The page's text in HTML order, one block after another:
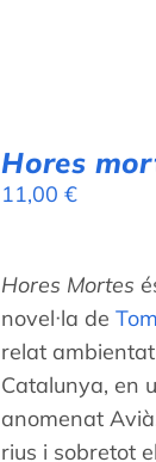
Hores
11,00€
Hores Mortes
novel·la de
relat
Catalunya, en
anomenat
rius i sobretot